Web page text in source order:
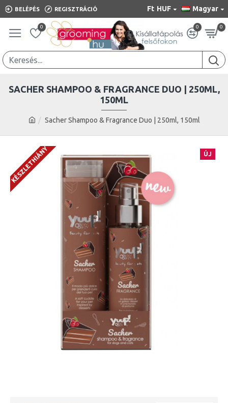
BELÉPÉS REGISZTRÁCIÓ Ft HUF Magyar
0 0 0
Sacher Shampoo & Fragrance Duo | 250ml, 150ml
SACHER SHAMPOO & FRAGRANCE DUO | 250ML,
150ML
ÚJ
KÉSZLETHIÁNY